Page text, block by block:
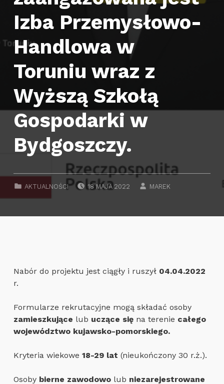
Izba Przemysłowo-
Handlowa w
Toruniu wraz z
Wyższą Szkołą
Gospodarki w
Bydgoszczy.
AKTUALNOŚCI
POSTED ON:
18 MAJA 2022 MAREK
Nabór do projektu jest ciągły i ruszył 04.04.2022
r.
Formularze rekrutacyjne mogą składać osoby
zamieszkujące lub uczące sięna terenie całego
województwo kujawsko-pomorskiego.
Kryteria wiekowe 18-29 lat (nieukończony 30 r.ż.).
Osoby bierne zawodowolub niezarejestrowane